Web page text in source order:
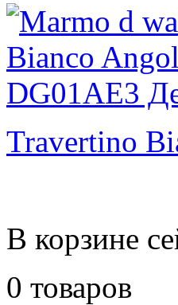
Travertino
В корзине
0 товаров